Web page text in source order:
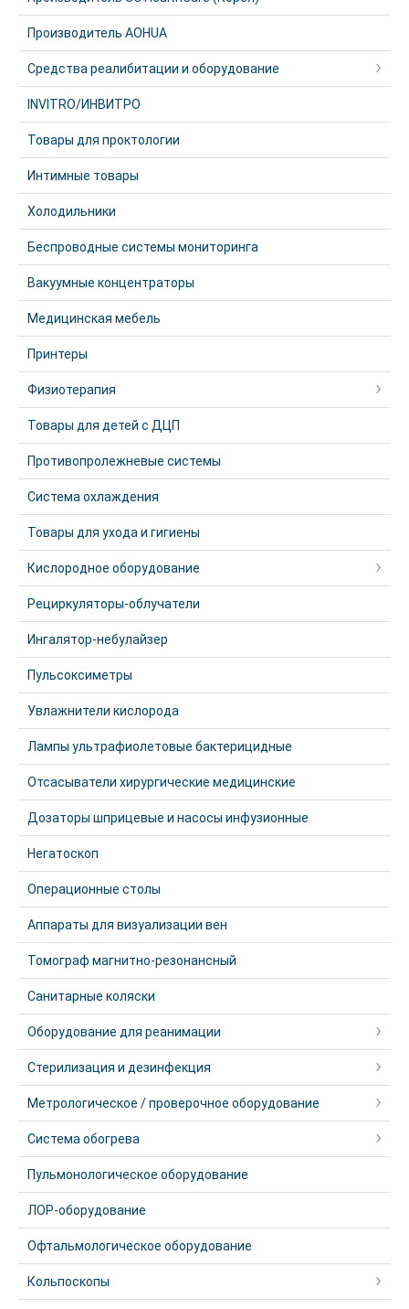
Производитель AOHUA
Средства реалибитации и оборудование
INVITRO/ИНВИТРО
Товары для проктологии
Интимные товары
Холодильники
Беспроводные системы мониторинга
Вакуумные концентраторы
Медицинская мебель
Принтеры
Физиотерапия
Товары для детей с ДЦП
Противопролежневые системы
Система охлаждения
Товары для ухода и гигиены
Кислородное оборудование
Рециркуляторы-облучатели
Ингалятор-небулайзер
Пульсоксиметры
Увлажнители кислорода
Лампы ультрафиолетовые бактерицидные
Отсасыватели хирургические медицинские
Дозаторы шприцевые и насосы инфузионные
Негатоскоп
Операционные столы
Аппараты для визуализации вен
Томограф магнитно-резонансный
Санитарные коляски
Оборудование для реанимации
Стерилизация и дезинфекция
Метрологическое / проверочное оборудование
Система обогрева
Пульмонологическое оборудование
ЛОР-оборудование
Офтальмологическое оборудование
Кольпоскопы